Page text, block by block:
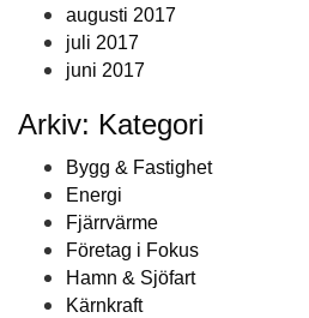
augusti 2017
juli 2017
juni 2017
Arkiv: Kategori
Bygg & Fastighet
Energi
Fjärrvärme
Företag i Fokus
Hamn & Sjöfart
Kärnkraft